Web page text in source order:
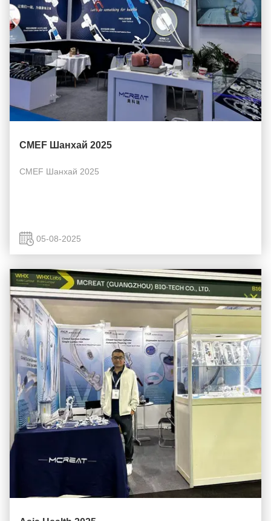
CMEF Шанхай 2025
CMEF Шанхай 2025
05-08-2025